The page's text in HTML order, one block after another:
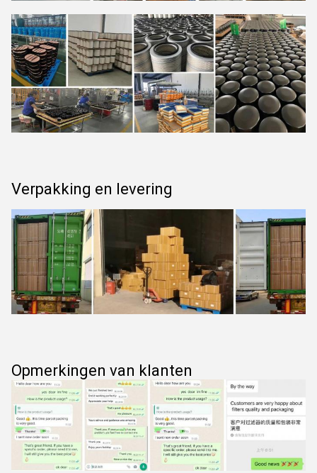
Verpakking en levering
Opmerkingen van klanten